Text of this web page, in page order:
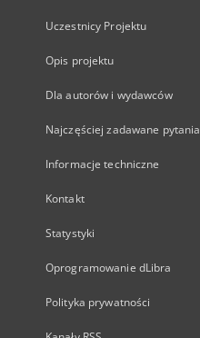
Uczestnicy Projektu
Opis projektu
Dla autorów i wydawców
Najczęściej zadawane pytania
Informacje techniczne
Kontakt
Statystyki
Oprogramowanie dLibra
Polityka prywatności